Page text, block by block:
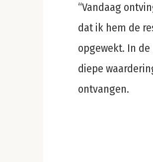
“Vandaag
dat ik hem de
opgewekt. In
diepe
ontvangen.